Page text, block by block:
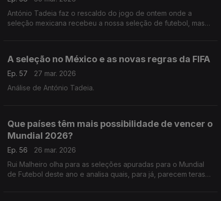
António Tadeia faz o rescaldo do jogo de ontem onde a
seleção mexicana recebeu a nossa seleção de futebol, mas
A seleção no México e as novas regras da FIFA
Ep. 57
27 mar. 2026
Análise de António Tadeia.
Que países têm mais possibilidade de vencer o
Mundial 2026?
Ep. 56
26 mar. 2026
Rui Malheiro olha para as seleções apuradas para o Mundial
de Futebol deste ano e analisa quais, para já, parecem teras